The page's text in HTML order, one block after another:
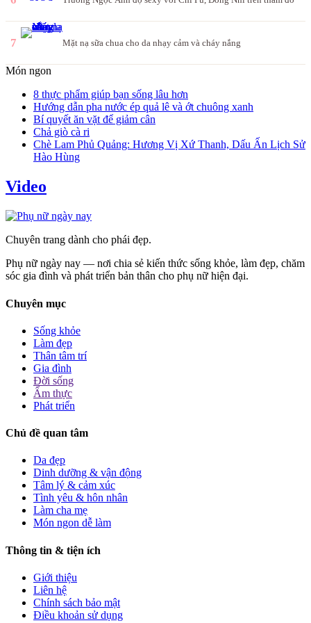
7 Mặt nạ sữa chua cho da nhạy cảm và cháy nắng
Món ngon
8 thực phẩm giúp bạn sống lâu hơn
Hướng dẫn pha nước ép quả lê và ớt chuông xanh
Bí quyết ăn vặt để giảm cân
Chả giò cà ri
Chè Lam Phủ Quảng: Hương Vị Xứ Thanh, Dấu Ấn Lịch Sử
Hào Hùng
Video
Chuyên trang dành cho phái đẹp.
Phụ nữ ngày nay — nơi chia sẻ kiến thức sống khỏe, làm đẹp, chăm
sóc gia đình và phát triển bản thân cho phụ nữ hiện đại.
Chuyên mục
Sống khỏe
Làm đẹp
Thân tâm trí
Gia đình
Đời sống
Ẩm thực
Phát triển
Chủ đề quan tâm
Da đẹp
Dinh dưỡng & vận động
Tâm lý & cảm xúc
Tình yêu & hôn nhân
Làm cha mẹ
Món ngon dễ làm
Thông tin & tiện ích
Giới thiệu
Liên hệ
Chính sách bảo mật
Điều khoản sử dụng